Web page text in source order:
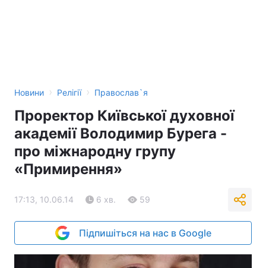
Новини › Релігії › Православ`я
Проректор Київської духовної
академії Володимир Бурега -
про міжнародну групу
«Примирення»
17:13, 10.06.14 6 хв. 59
Підпишіться на нас в Google